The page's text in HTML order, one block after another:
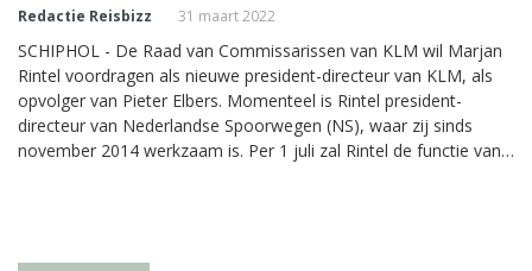
Redactie Reisbizz 31 maart 2022
SCHIPHOL - De Raad van Commissarissen van KLM wil Marjan
Rintel voordragen als nieuwe president-directeur van KLM, als
opvolger van Pieter Elbers. Momenteel is Rintel president-
directeur van Nederlandse Spoorwegen (NS), waar zij sinds
november 2014 werkzaam is. Per 1 juli zal Rintel de functie van